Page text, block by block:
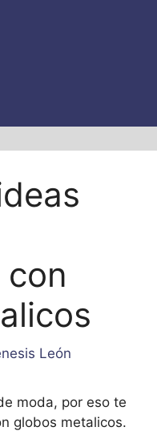
León
moda, por eso te
globos metalicos.